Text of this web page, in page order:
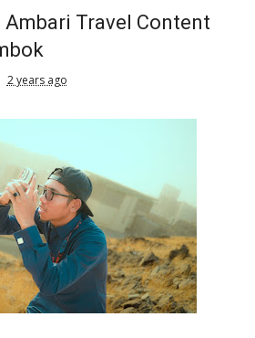
Travel Content
2 years ago